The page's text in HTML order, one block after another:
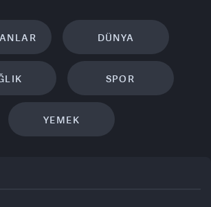
DÜNYA
SPOR
YEMEK